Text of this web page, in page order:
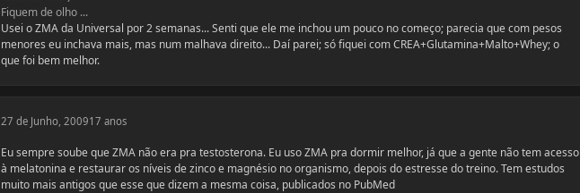
Fiquem de olho ...
Usei o ZMA da Universal por 2 semanas... Senti que ele me inchou um pouco no começo; parecia que com pesos
menores eu inchava mais, mas num malhava direito... Daí parei; só fiquei com CREA+Glutamina+Malto+Whey; o
que foi bem melhor.
27 de Junho, 200917 anos
Eu sempre soube que ZMA não era pra testosterona. Eu uso ZMA pra dormir melhor, já que a gente não tem acesso
à melatonina e restaurar os níveis de zinco e magnésio no organismo, depois do estresse do treino. Tem estudos
muito mais antigos que esse que dizem a mesma coisa, publicados no PubMed